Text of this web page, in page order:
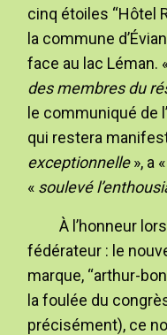
cinq étoiles “Hôtel
la commune
face au lac Léman.
des membres du
le communiqué de
qui restera
exceptionnelle», a «
« soulevé
À l’honneur
fédérateur : le
marque, “arthur-
la foulée du
précisément), ce